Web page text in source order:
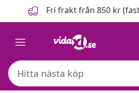
FöregåendeFri frakt från 850 kr